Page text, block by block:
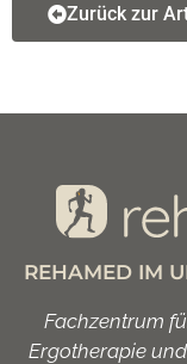
Zurück zur
REHAMED IM
Fachzentrum
Ergotherapie